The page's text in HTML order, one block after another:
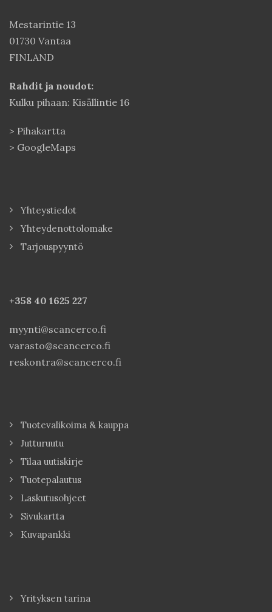
Mestarintie 13
01730 Vantaa
FINLAND
Rahdit ja noudot:
Kulku pihaan: Kisällintie 16
> Pihakartta
> GoogleMaps
Yhteystiedot
Yhteydenottolomake
Tarjouspyyntö
+358 40 1625 227
myynti@scancerco.fi
varasto@scancerco.fi
reskontra@scancerco.fi
Tuotevalikoima & kauppa
Jutturuutu
Tilaa uutiskirje
Tuotepalautus
Laskutusohjeet
Sivukartta
Kuvapankki
Yrityksen tarina